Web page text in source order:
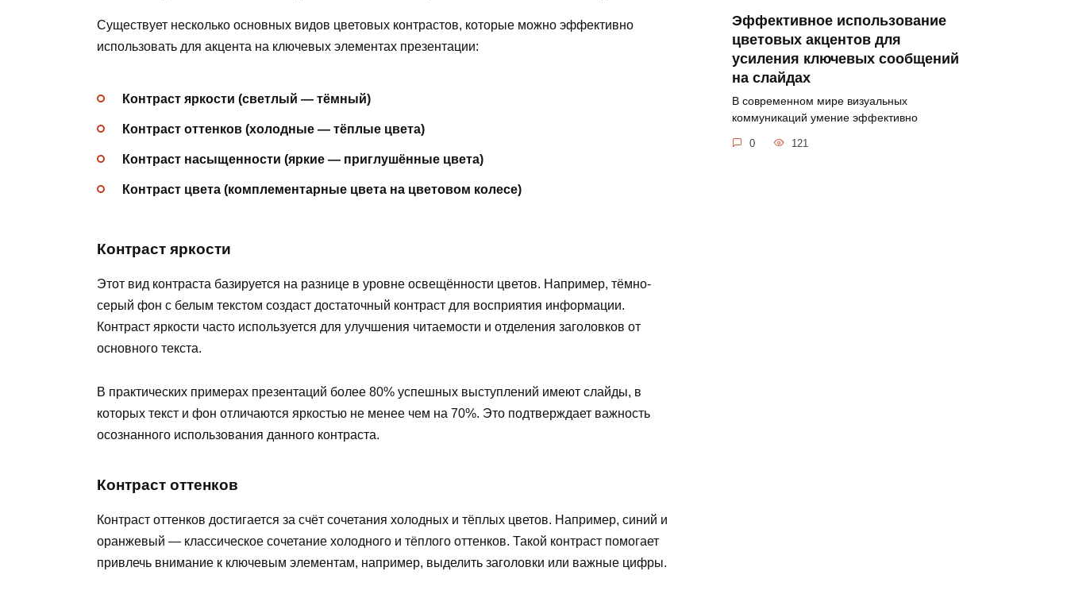
Существует несколько основных видов цветовых контрастов, которые можно эффективно
использовать для акцента на ключевых элементах презентации:
Контраст яркости (светлый — тёмный)
Контраст оттенков (холодные — тёплые цвета)
Контраст насыщенности (яркие — приглушённые цвета)
Контраст цвета (комплементарные цвета на цветовом колесе)
Контраст яркости
Этот вид контраста базируется на разнице в уровне освещённости цветов. Например, тёмно-
серый фон с белым текстом создаст достаточный контраст для восприятия информации.
Контраст яркости часто используется для улучшения читаемости и отделения заголовков от
основного текста.
В практических примерах презентаций более 80% успешных выступлений имеют слайды, в
которых текст и фон отличаются яркостью не менее чем на 70%. Это подтверждает важность
осознанного использования данного контраста.
Контраст оттенков
Контраст оттенков достигается за счёт сочетания холодных и тёплых цветов. Например, синий и
оранжевый — классическое сочетание холодного и тёплого оттенков. Такой контраст помогает
привлечь внимание к ключевым элементам, например, выделить заголовки или важные цифры.
Эффективное использование
цветовых акцентов для
усиления ключевых сообщений
на слайдах
В современном мире визуальных
коммуникаций умение эффективно
0 121